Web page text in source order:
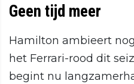
Geen tijd meer
Hamilton ambieert
het Ferrari-rood dit
begint nu